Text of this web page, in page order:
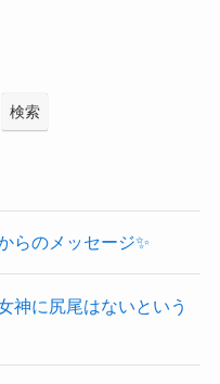
検索
らのメッセージ✨
に尻尾はないという